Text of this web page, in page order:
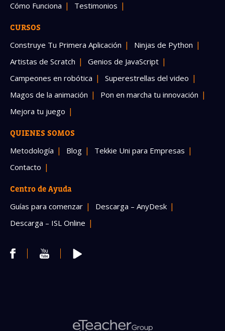
Cómo Funciona Testimonios
CURSOS
Construye Tu Primera Aplicación
Ninjas de Python
Artistas de Scratch
Genios de JavaScript
Campeones en robótica
Superestrellas del video
Magos de la animación
Pon en marcha tu innovación
Mejora tu juego
QUIENES SOMOS
Metodología Blog
Tekkie Uni para Empresas
Contacto
Centro de Ayuda
Guías para comenzar
Descarga – AnyDesk
Descarga – ISL Online